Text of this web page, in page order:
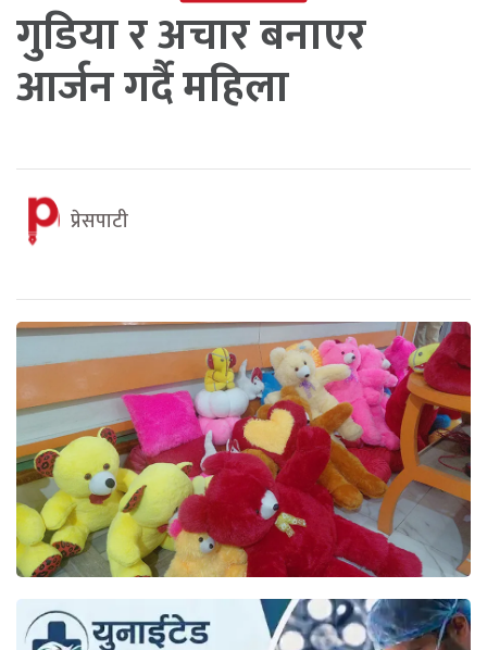
गुडिया र अचार बनाएर
आर्जन गर्दै महिला
प्रेसपाटी